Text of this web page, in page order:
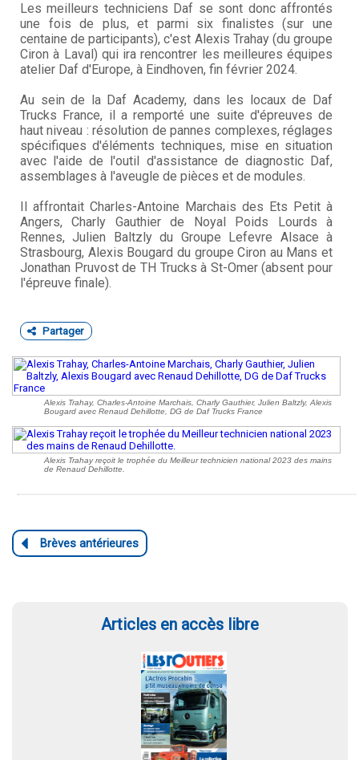
Les meilleurs techniciens Daf se sont donc affrontés
une fois de plus, et parmi six finalistes (sur une
centaine de participants), c'est Alexis Trahay (du groupe
Ciron à Laval) qui ira rencontrer les meilleures équipes
atelier Daf d'Europe, à Eindhoven, fin février 2024.
Au sein de la Daf Academy, dans les locaux de Daf
Trucks France, il a remporté une suite d'épreuves de
haut niveau : résolution de pannes complexes, réglages
spécifiques d'éléments techniques, mise en situation
avec l'aide de l'outil d'assistance de diagnostic Daf,
assemblages à l'aveugle de pièces et de modules.
Il affrontait Charles-Antoine Marchais des Ets Petit à
Angers, Charly Gauthier de Noyal Poids Lourds à
Rennes, Julien Baltzly du Groupe Lefevre Alsace à
Strasbourg, Alexis Bougard du groupe Ciron au Mans et
Jonathan Pruvost de TH Trucks à St-Omer (absent pour
l'épreuve finale).
Partager
Alexis Trahay, Charles-Antoine Marchais, Charly Gauthier, Julien Baltzly, Alexis
Bougard avec Renaud Dehillotte, DG de Daf Trucks France
Alexis Trahay reçoit le trophée du Meilleur technicien national 2023 des mains
de Renaud Dehillotte.
Articles en accès libre